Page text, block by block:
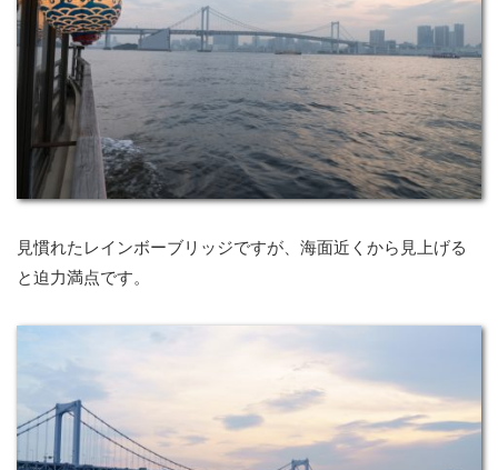
見慣れたレインボーブリッジですが、海面近くから見上げる
と迫力満点です。